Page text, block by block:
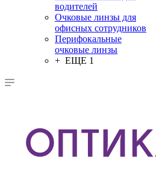
водителей
Очковые линзы для
офисных сотрудников
Перифокальные
очковые линзы
+ ЕЩЕ 1